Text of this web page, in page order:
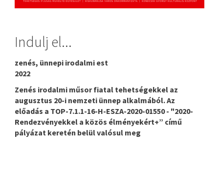
Indulj el...
zenés, ünnepi irodalmi est
2022
Zenés irodalmi műsor fiatal tehetségekkel az
augusztus 20-i nemzeti ünnep alkalmából. Az
előadás a TOP-7.1.1-16-H-ESZA-2020-01550 - "2020-
Rendezvényekkel a közös élményekért+” című
pályázat keretén belül valósul meg